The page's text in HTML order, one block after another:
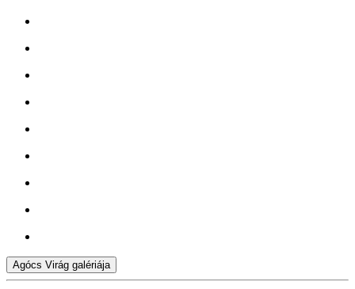
Agócs Virág galériája